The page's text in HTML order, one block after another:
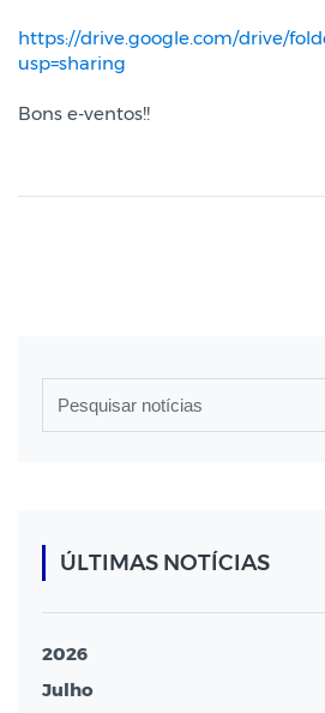
https://drive.google.com/drive/
usp=sharing
Bons e-ventos!!
ÚLTIMAS NOTÍCIAS
2026
Julho